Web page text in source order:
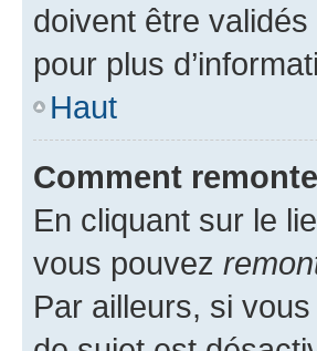
doivent être validés
pour plus
Haut
Comment
En cliquant sur le
vous pouvez
Par ailleurs, si